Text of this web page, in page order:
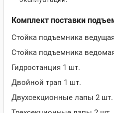
Комплект поставки
Стойка подъемника
Стойка подъемника
Гидростанция 1 шт.
Двойной трап 1 шт.
Двухсекционные лапы 2 шт.